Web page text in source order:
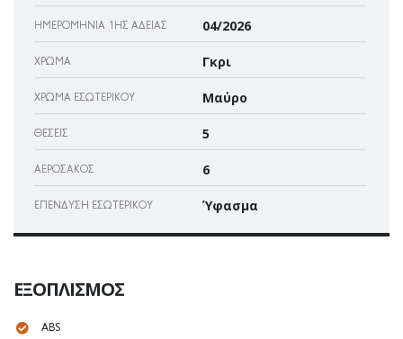
ΗΜΕΡΟΜΗΝΊΑ 1ΗΣ ΆΔΕΙΑΣ 04/2026
ΧΡΏΜΑ Γκρι
ΧΡΏΜΑ ΕΣΩΤΕΡΙΚΟΎ Μαύρο
ΘΈΣΕΙΣ 5
ΑΕΡΌΣΑΚΌΣ 6
ΕΠΈΝΔΥΣΗ ΕΣΩΤΕΡΙΚΟΎ Ύφασμα
ΕΞΟΠΛΙΣΜΌΣ
ABS